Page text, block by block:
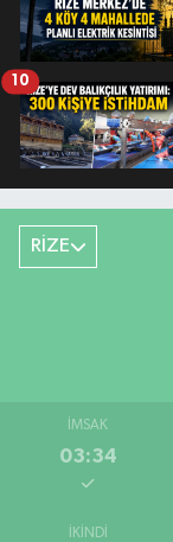
10
RİZE
İMSAK
03:34
İKINDI